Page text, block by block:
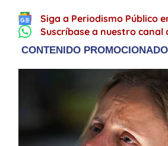
Siga a Periodismo Público
Suscríbase a nuestro canal